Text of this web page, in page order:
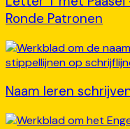
Ronde Patronen
Naam leren